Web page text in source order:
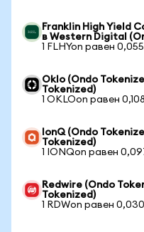
Franklin High Yield
в Western Digital
1 FLHYon равен
Oklo (Ondo
Tokenized)
1 OKLOon равен
IonQ (Ondo
Tokenized)
1 IONQon равен
Redwire (Ondo
Tokenized)
1 RDWon равен